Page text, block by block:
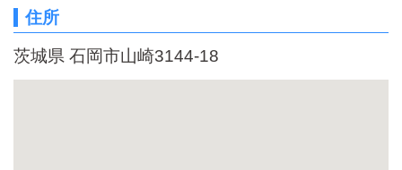
住所
茨城県 石岡市山崎3144-18